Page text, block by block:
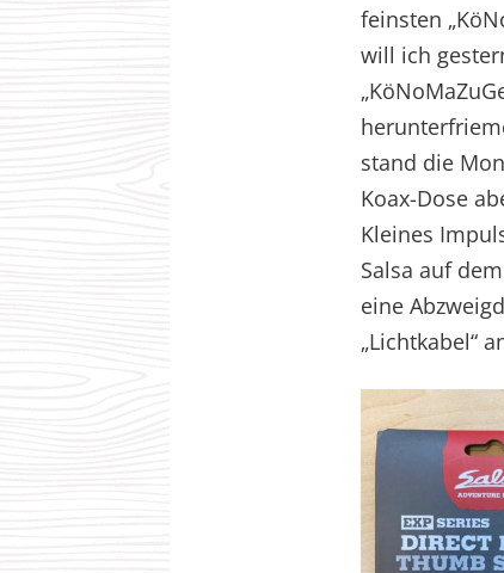
feinsten
will ich
stand die
Koax-Dose
Kleines
Salsa auf
eine
„Lichtkabel“